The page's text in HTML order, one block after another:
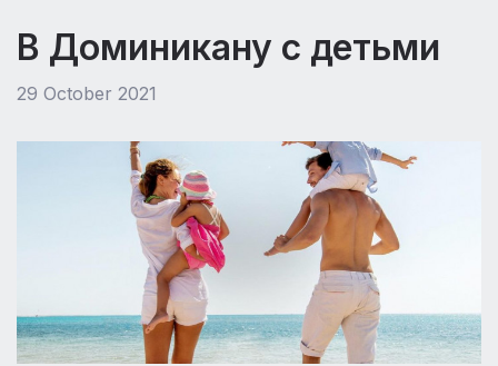
В Доминикану с детьми
29 October 2021